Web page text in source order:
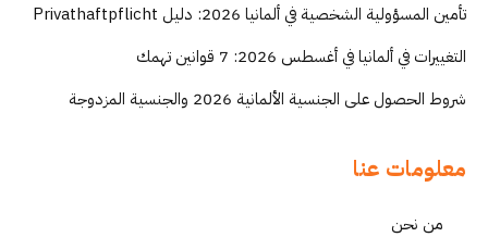
تأمين المسؤولية الشخصية في ألمانيا 2026: دليل Privathaftpflicht
التغييرات في ألمانيا في أغسطس 2026: 7 قوانين تهمك
شروط الحصول على الجنسية الألمانية 2026 والجنسية المزدوجة
معلومات عنا
من نحن